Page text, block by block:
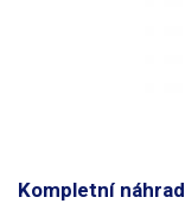
Kompletní